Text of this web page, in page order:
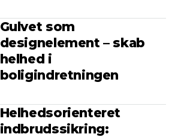
Gulvet som
designelement – skab
helhed i
boligindretningen
Helhedsorienteret
indbrudssikring: